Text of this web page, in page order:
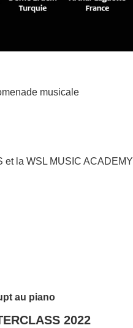
musicale
et la WSL MUSIC ACADEMY
au piano
2022